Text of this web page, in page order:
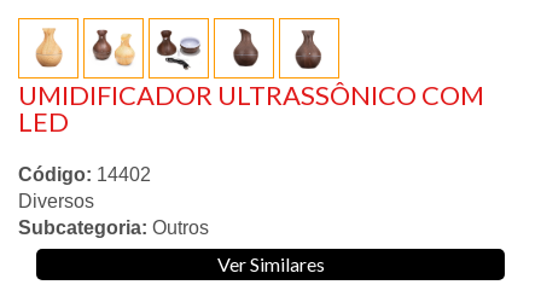
UMIDIFICADOR ULTRASSÔNICO COM
LED
Código: 14402
Diversos
Subcategoria: Outros
Ver Similares